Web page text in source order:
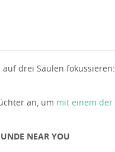
drei Säulen fokussieren:
an, um mit einem der
NEAR YOU